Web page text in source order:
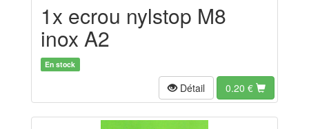
1x ecrou nylstop M8
inox A2
En stock
Détail 0.20 €